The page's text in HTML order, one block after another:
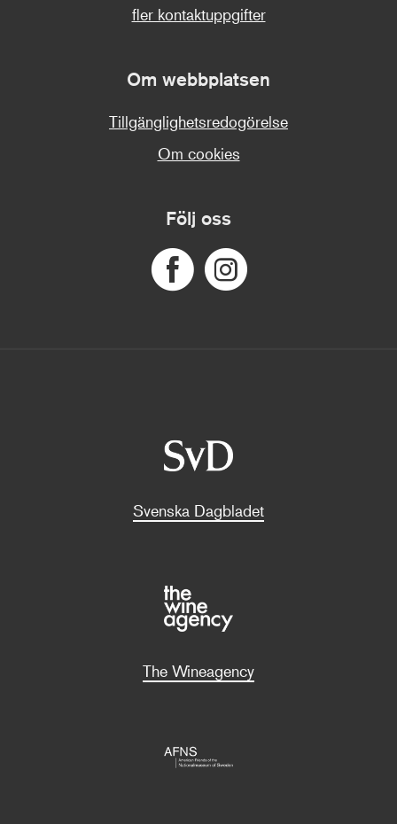
fler kontaktuppgifter
Om webbplatsen
Tillgänglighetsredogörelse
Om cookies
Följ oss
Svenska Dagbladet
The Wineagency